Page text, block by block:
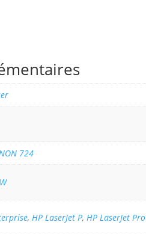
724
,HP LaserJet P,HP LaserJet Pro